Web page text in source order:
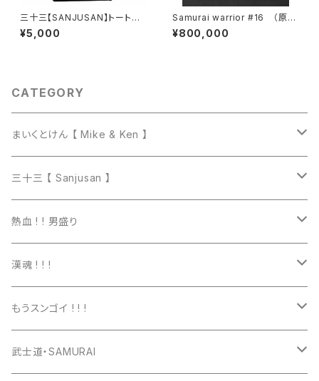
三十三【SANJUSAN】トートバ
ッグ『 TODAY IS VERY GOO
D DAY TO DIE 』壱
¥5,000
Samurai warrior #16 （原
画）【 一点物 】
¥800,000
CATEGORY
まいくとけん 【 Mike & Ken 】
マグカップ
トートバッグ
三十三 【 Sanjusan 】
Tシャツ
長袖Ｔシャツ
パーカー
ワッペン
熱血 ! ! 男盛り
Tシャツ
長袖Tシャツ
スウェット
漢魂 ! ! !
Tシャツ
パーカー
もうスンゴイ ! ! !
Tシャツ
武士道・SAMURAI